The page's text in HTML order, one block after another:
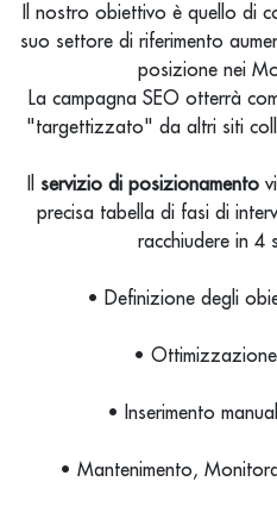
Il nostro obiettivo è quello di
suo settore di riferimento
posizione nei
La campagna SEO otterrà
"targettizzato" da altri siti
servizio di posizionamento
precisa tabella di fasi di
racchiudere in 4
• Definizione degli
•
• Inserimento
• Mantenimento,